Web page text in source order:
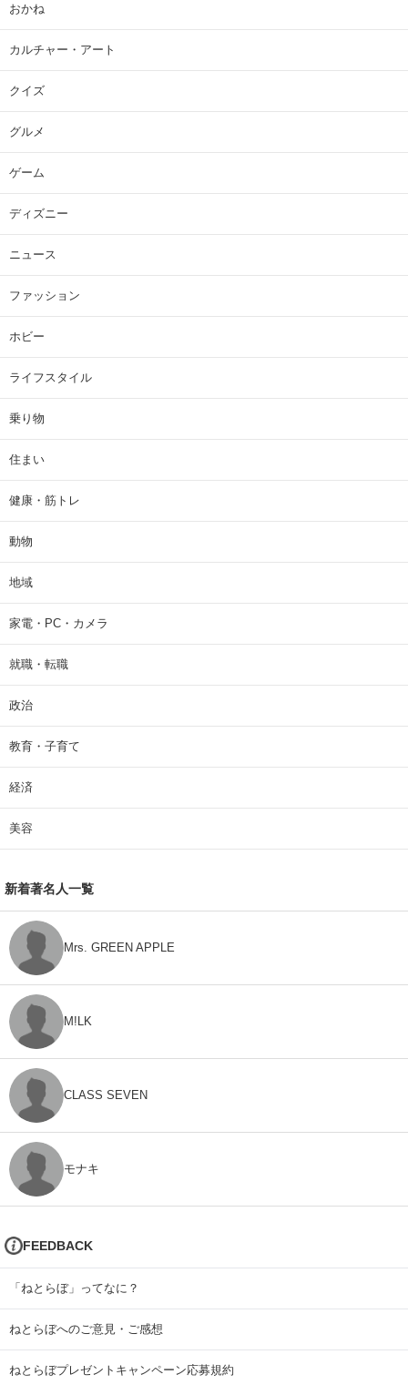
おかね
カルチャー・アート
クイズ
グルメ
ゲーム
ディズニー
ニュース
ファッション
ホビー
ライフスタイル
乗り物
住まい
健康・筋トレ
動物
地域
家電・PC・カメラ
就職・転職
政治
教育・子育て
経済
美容
新着著名人一覧
Mrs. GREEN APPLE
M!LK
CLASS SEVEN
モナキ
FEEDBACK
「ねとらぼ」ってなに？
ねとらぼへのご意見・ご感想
ねとらぼプレゼントキャンペーン応募規約